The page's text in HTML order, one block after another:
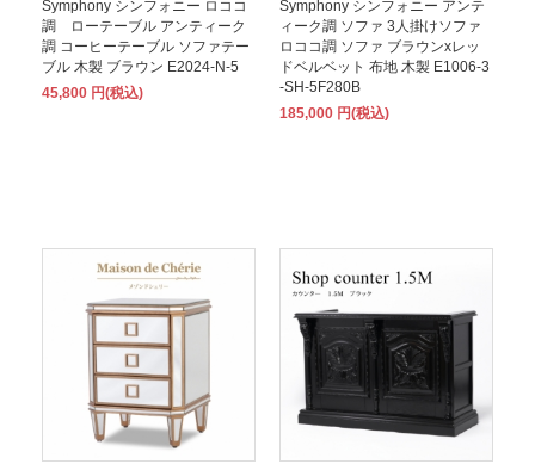
Symphony シンフォニー ロココ
調 ローテーブル アンティーク
調 コーヒーテーブル ソファテー
ブル 木製 ブラウン E2024-N-5
45,800 円(税込)
Symphony シンフォニー アンテ
ィーク調 ソファ 3人掛けソファ
ロココ調 ソファ ブラウンxレッ
ドベルベット 布地 木製 E1006-3
-SH-5F280B
185,000 円(税込)